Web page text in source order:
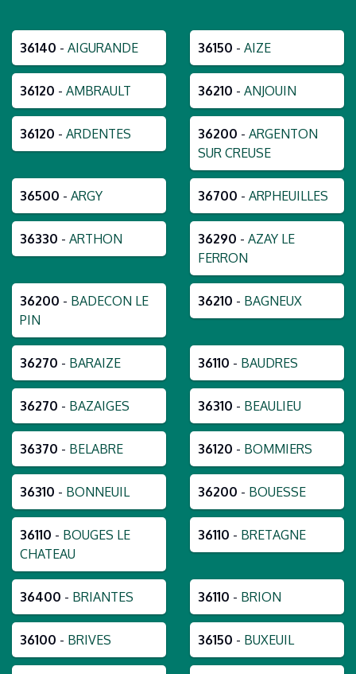
36140 - AIGURANDE 36150 - AIZE
36120 - AMBRAULT 36210 - ANJOUIN
36120 - ARDENTES 36200 - ARGENTON
SUR CREUSE
36500 - ARGY 36700 - ARPHEUILLES
36330 - ARTHON 36290 - AZAY LE
FERRON
36200 - BADECON LE
PIN
36210 - BAGNEUX
36270 - BARAIZE 36110 - BAUDRES
36270 - BAZAIGES 36310 - BEAULIEU
36370 - BELABRE 36120 - BOMMIERS
36310 - BONNEUIL 36200 - BOUESSE
36110 - BOUGES LE
CHATEAU
36110 - BRETAGNE
36400 - BRIANTES 36110 - BRION
36100 - BRIVES 36150 - BUXEUIL